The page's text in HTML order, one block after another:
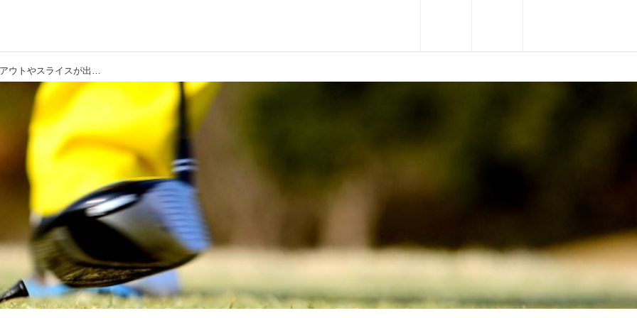
【スライス】大事なところでプッシュアウトやスライスが出ちゃいます。どこを直せばいいんですか?